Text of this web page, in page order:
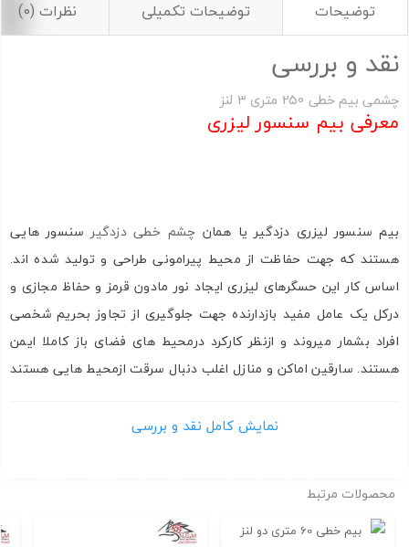
توضیحات توضیحات تکمیلی نظرات (0)
نقد و بررسی
چشمی بیم خطی 250 متری 3 لنز
معرفی بیم سنسور لیزری
بیم سنسور لیزری دزدگیر یا همان چشم خطی دزدگیرسنسور هایی
هستند که جهت حفاظت از محیط پیرامونی طراحی و تولید شده اند.
اساس کار این حسگرهای لیزری ایجاد نور مادون قرمز و حفاظ مجازی و
درکل یک عامل مفید بازدارنده جهت جلوگیری از تجاوز بحریم شخصی
افراد بشمار میروند و ازنظر کارکرد درمحیط های فضای باز کاملا ایمن
هستند. سارقین اماکن و منازل اغلب دنبال سرقت ازمحیط هایی هستند
نشده باشد. به یاد داشته باشید که حتی حفاظ هایی با شکل نیزه و یا
تماس تلفنی تلفنی را به دزدگیر اماکن صادر میکنند.
عملکرد چشم خطی لیزری به زبان ساده
نمایش کامل نقد و بررسی
محصولات مرتبط
ارسال به ایمیل
ارسال
به من از طریق پیامک اطلاع بده